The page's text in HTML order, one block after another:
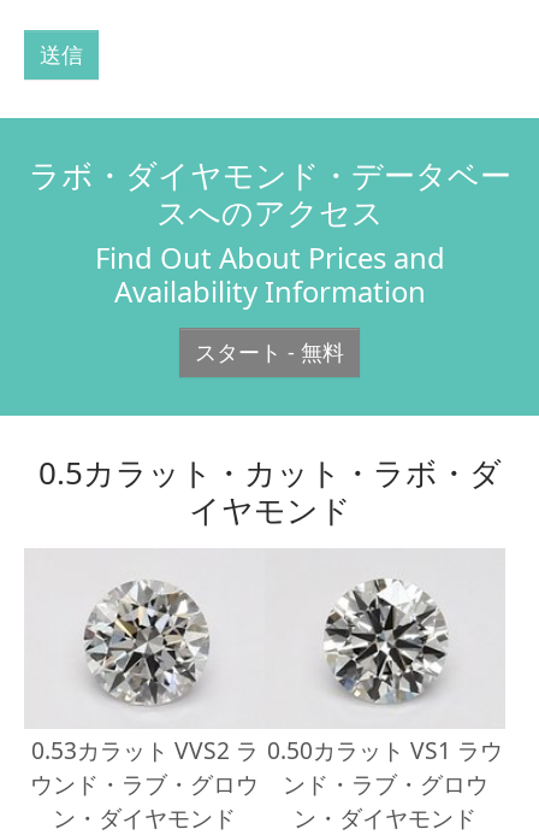
送信
ラボ・ダイヤモンド・データベー
スへのアクセス
Find Out About Prices and
Availability Information
スタート - 無料
0.5カラット・カット・ラボ・ダ
イヤモンド
0.53カラット VVS2 ラ
ウンド・ラブ・グロウ
ン・ダイヤモンド
0.50カラット VS1 ラウ
ンド・ラブ・グロウ
ン・ダイヤモンド